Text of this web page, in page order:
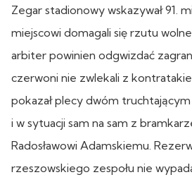
Zegar stadionowy wskazywał 91.
miejscowi domagali się rzutu
arbiter powinien odgwizdać
czerwoni nie zwlekali z
pokazał plecy dwóm
i w sytuacji sam na sam z
Radosławowi Adamskiemu.
rzeszowskiego zespołu nie